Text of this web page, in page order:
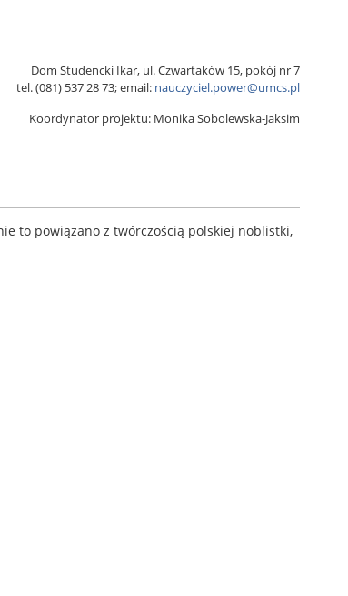
Dom Studencki Ikar, ul. Czwartaków 15, pokój nr 7
tel. (081) 537 28 73; email: nauczyciel.power@umcs.pl
Koordynator projektu: Monika Sobolewska-Jaksim
to powiązano z twórczością polskiej noblistki,